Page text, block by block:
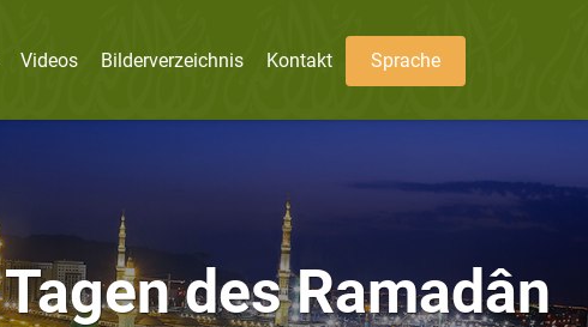
Videos Bilderverzeichnis Kontakt Sprache
des Ramadân